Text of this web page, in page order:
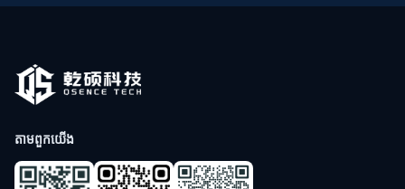
តាមពួកយើង